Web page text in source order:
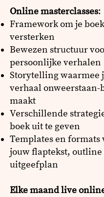
Online masterclasses:
Framework om je
versterken
Bewezen structuur
persoonlijke verhalen
Storytelling waarmee
verhaal onweerstaan-
maakt
Verschillende
boek uit te geven
Templates en formats
jouw ​flaptekst, outline
uitgeefplan
Elke maand live